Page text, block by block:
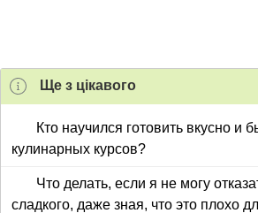
Ще з цiкавого
Кто научился готовить вкусно и
кулинарных курсов?
Что делать, если я не могу
сладкого, даже зная, что это плохо